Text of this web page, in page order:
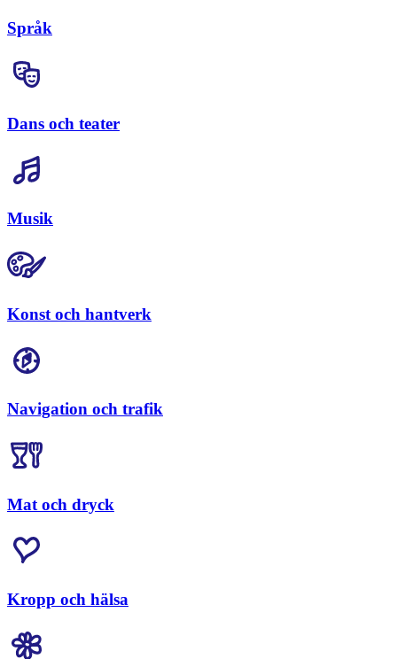
Språk
Dans och teater
Musik
Konst och hantverk
Navigation och trafik
Mat och dryck
Kropp och hälsa